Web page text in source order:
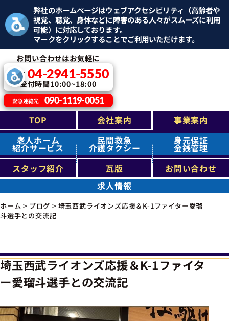
弊社のホームページはウェブアクセシビリティ（高齢者や
視覚、聴覚、身体などに障害のある人々がスムーズに利用
可能）に対応しております。
マークをクリックすることでご利用いただけます。
お問い合わせはお気軽に
TEL：04-2941-5550
受付時間10:00~18:00
緊急連絡先 090-1119-0051
TOP 会社案内
事業案内
老人ホーム
紹介サービス
民間救急
介護タクシー
身元保証
金銭管理
スタッフ紹介
瓦版
お問い合わせ
求人情報
ホーム > ブログ > 埼玉西武ライオンズ応援＆K-1ファイター愛瑠
斗選手との交流記
埼玉西武ライオンズ応援＆K-1ファイタ
ー愛瑠斗選手との交流記